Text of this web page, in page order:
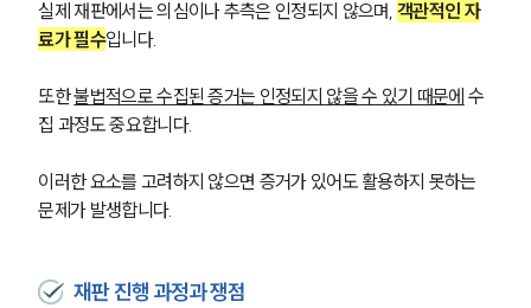
실제 재판에서는 의심이나 추측은 인정되지 않으며, 객관적인 자
료가 필수입니다.
또한 불법적으로 수집된 증거는 인정되지 않을 수 있기 때문에 수
집 과정도 중요합니다.
이러한 요소를 고려하지 않으면 증거가 있어도 활용하지 못하는
문제가 발생합니다.
재판 진행 과정과 쟁점